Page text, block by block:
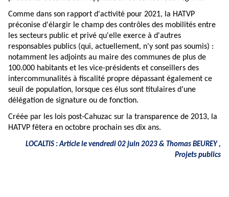
Comme dans son rapport d'activité pour 2021, la HATVP
préconise d'élargir le champ des contrôles des mobilités entre
les secteurs public et privé qu'elle exerce à d'autres
responsables publics (qui, actuellement, n'y sont pas soumis) :
notamment les adjoints au maire des communes de plus de
100.000 habitants et les vice-présidents et conseillers des
intercommunalités à fiscalité propre dépassant également ce
seuil de population, lorsque ces élus sont titulaires d’une
délégation de signature ou de fonction.
Créée par les lois post-Cahuzac sur la transparence de 2013, la
HATVP fêtera en octobre prochain ses dix ans.
LOCALTIS : Article le vendredi 02 juin 2023 & Thomas BEUREY ,
Projets publics